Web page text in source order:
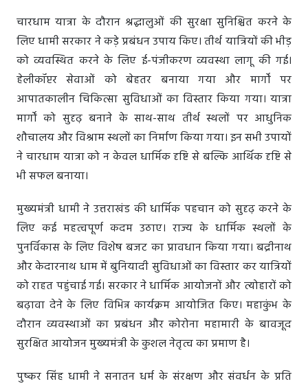
चारधाम यात्रा के दौरान श्रद्धालुओं की सुरक्षा सुनिश्चित करने के
लिए धामी सरकार ने कड़े प्रबंधन उपाय किए। तीर्थ यात्रियों की भीड़
को व्यवस्थित करने के लिए ई-पंजीकरण व्यवस्था लागू की गई।
हेलीकॉप्टर सेवाओं को बेहतर बनाया गया और मार्गों पर
आपातकालीन चिकित्सा सुविधाओं का विस्तार किया गया। यात्रा
मार्गों को सुदृढ़ बनाने के साथ-साथ तीर्थ स्थलों पर आधुनिक
शौचालय और विश्राम स्थलों का निर्माण किया गया। इन सभी उपायों
ने चारधाम यात्रा को न केवल धार्मिक दृष्टि से बल्कि आर्थिक दृष्टि से
भी सफल बनाया।
मुख्यमंत्री धामी ने उत्तराखंड की धार्मिक पहचान को सुदृढ़ करने के
लिए कई महत्वपूर्ण कदम उठाए। राज्य के धार्मिक स्थलों के
पुनर्विकास के लिए विशेष बजट का प्रावधान किया गया। बद्रीनाथ
और केदारनाथ धाम में बुनियादी सुविधाओं का विस्तार कर यात्रियों
को राहत पहुंचाई गई। सरकार ने धार्मिक आयोजनों और त्योहारों को
बढ़ावा देने के लिए विभिन्न कार्यक्रम आयोजित किए। महाकुंभ के
दौरान व्यवस्थाओं का प्रबंधन और कोरोना महामारी के बावजूद
सुरक्षित आयोजन मुख्यमंत्री के कुशल नेतृत्व का प्रमाण है।
पुष्कर सिंह धामी ने सनातन धर्म के संरक्षण और संवर्धन के प्रति